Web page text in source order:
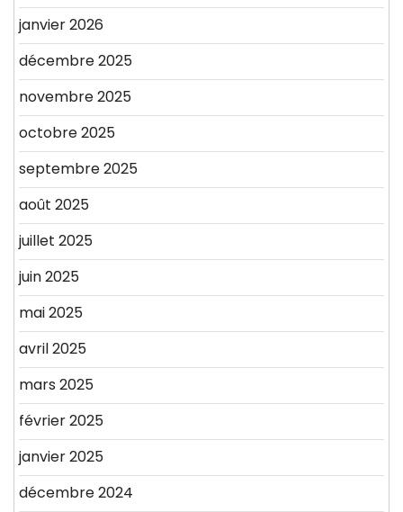
janvier 2026
décembre 2025
novembre 2025
octobre 2025
septembre 2025
août 2025
juillet 2025
juin 2025
mai 2025
avril 2025
mars 2025
février 2025
janvier 2025
décembre 2024